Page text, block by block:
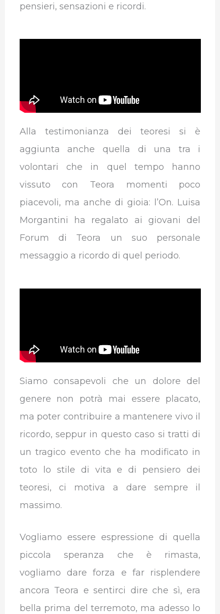
pensieri, sensazioni e ricordi.
Alla testimonianza dei teoresi si è
aggiunta anche quella di una tra i
volontari che in quel tempo hanno
vissuto con Teora momenti poco
piacevoli, ma anche di gioia: l’On. Luisa
Morgantini ha regalato ai giovani del
Forum di Teora un suo personale
messaggio a ricordo di quel periodo.
Siamo consapevoli che un dolore del
genere non potrà mai essere placato,
ma poter contribuire a mantenere vivo il
ricordo, seppur in questo caso si tratti di
un tragico evento che ha modificato in
toto lo stile di vita e di pensiero dei
teoresi, ci motiva a dare sempre il
massimo.
Vogliamo essere espressione di quella
piccola speranza che è rimasta,
vogliamo dare forza e far risplendere
ancora Teora e sentirci dire che sì, era
bella prima del terremoto, ma adesso lo